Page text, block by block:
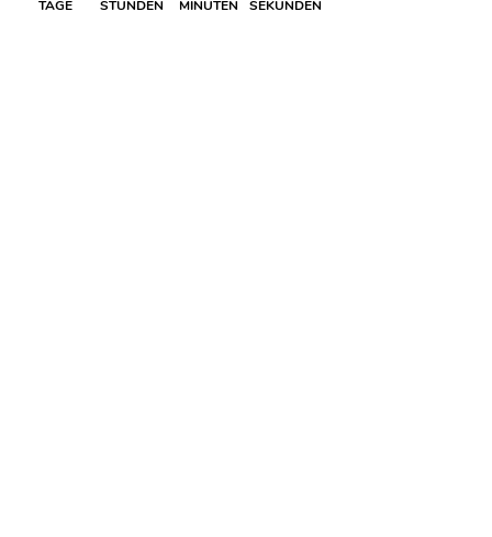
TAGE STUNDEN MINUTEN SEKUNDEN